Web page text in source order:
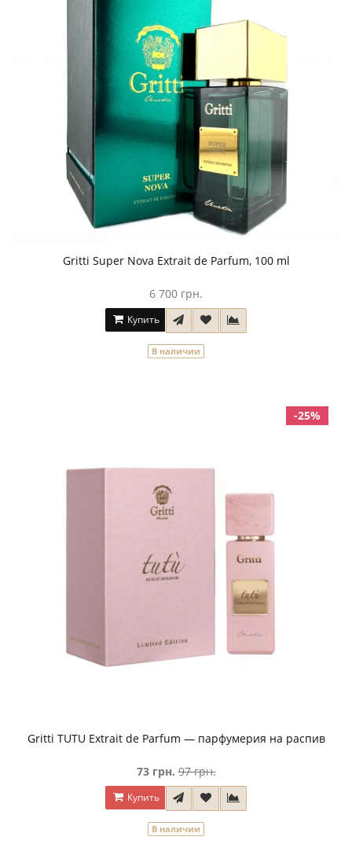
Gritti Super Nova Extrait de Parfum, 100 ml
6 700 грн.
Купить
В наличии
-25%
Gritti TUTU Extrait de Parfum — парфумерия на распив
73 грн. 97 грн.
Купить
В наличии